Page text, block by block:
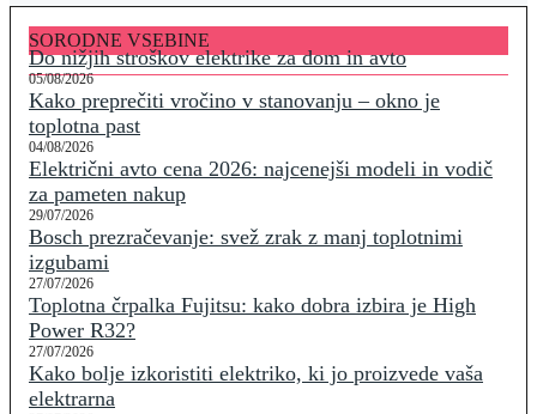
SORODNE VSEBINE
Do nižjih stroškov elektrike za dom in avto
05/08/2026
Kako preprečiti vročino v stanovanju – okno je
toplotna past
04/08/2026
Električni avto cena 2026: najcenejši modeli in vodič
za pameten nakup
29/07/2026
Bosch prezračevanje: svež zrak z manj toplotnimi
izgubami
27/07/2026
Toplotna črpalka Fujitsu: kako dobra izbira je High
Power R32?
27/07/2026
Kako bolje izkoristiti elektriko, ki jo proizvede vaša
elektrarna